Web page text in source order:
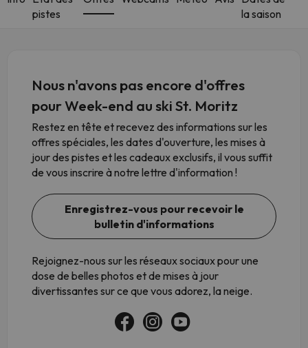
pistes
la saison
Nous n'avons pas encore d'offres
pour Week-end au ski St. Moritz
Restez en tête et recevez des informations sur les
offres spéciales, les dates d'ouverture, les mises à
jour des pistes et les cadeaux exclusifs, il vous suffit
de vous inscrire à notre lettre d'information !
Enregistrez-vous pour recevoir le
bulletin d'informations
Rejoignez-nous sur les réseaux sociaux pour une
dose de belles photos et de mises à jour
divertissantes sur ce que vous adorez, la neige.